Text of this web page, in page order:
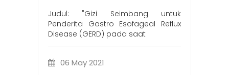
Judul: "Gizi Seimbang untuk
Penderita Gastro Esofageal Reflux
Disease (GERD) pada saat
06 May 2021